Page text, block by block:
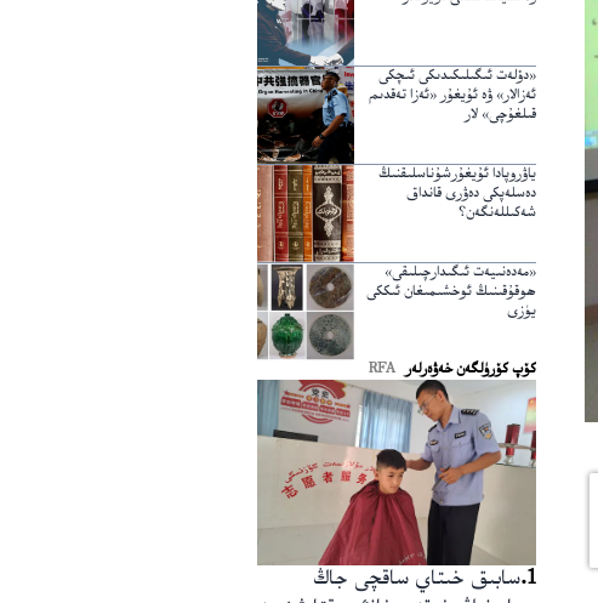
«دۆلەت ئىگىلىكىدىكى ئىچكى
ئەزالار» ۋە ئۇيغۇر «ئەزا تەقدىم
قىلغۇچى» لار
ياۋروپادا ئۇيغۇرشۇناسلىقنىڭ
دەسلەپكى دەۋرى قانداق
شەكىللەنگەن؟
«مەدەنىيەت ئىگىدارچىلىقى»
ھوقۇقىنىڭ ئوخشىمىغان ئىككى
يۈزى
كۆپ كۆرۈلگەن خەۋەرلەر RFA
1
.سابىق خىتاي ساقچى جاڭ